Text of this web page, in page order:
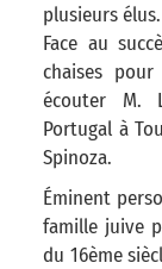
plusieurs élus.
Face au
chaises
écouter M.
Portugal à
Spinoza.
Éminent
famille juive
du 16ème